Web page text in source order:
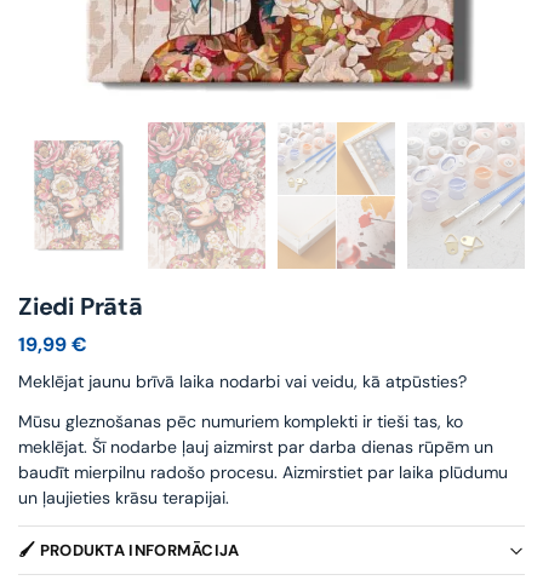
Ziedi Prātā
19,99€
Meklējat jaunu brīvā laika nodarbi vai veidu, kā atpūsties?
Mūsu gleznošanas pēc numuriem komplekti ir tieši tas, ko
meklējat. Šī nodarbe ļauj aizmirst par darba dienas rūpēm un
baudīt mierpilnu radošo procesu. Aizmirstiet par laika plūdumu
un ļaujieties krāsu terapijai.
🖌️ PRODUKTA INFORMĀCIJA